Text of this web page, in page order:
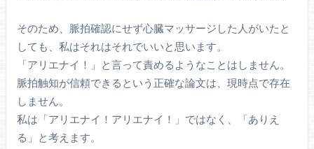
そのため、脈拍確認にせず心臓マッサージした人がいたと
しても、私はそれはそれでいいと思います。
「アリエナイ！」と言って責めるようなことはしません。
脈拍触知が信頼できるという正確な論文は、現時点で存在
しません。
私は「アリエナイ！アリエナイ！」ではなく、「ありえ
る」と考えます。